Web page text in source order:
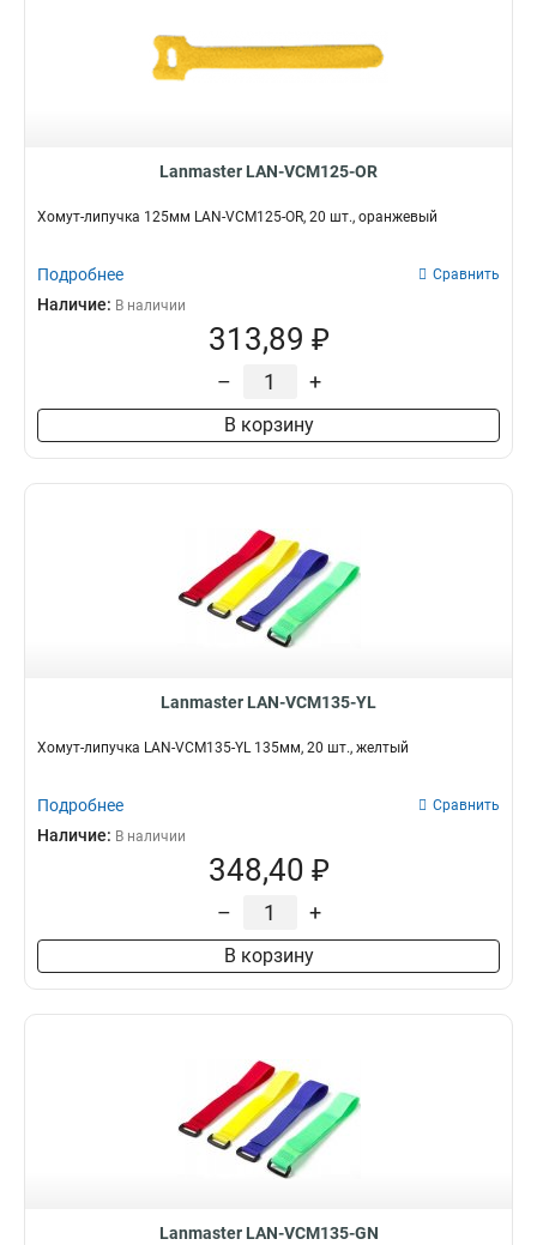
Lanmaster LAN-VCM125-OR
Хомут-липучка 125мм LAN-VCM125-OR, 20 шт., оранжевый
Подробнее Сравнить
Наличие: В наличии
313,89 ₽
– +
В корзину
Lanmaster LAN-VCM135-YL
Хомут-липучка LAN-VCM135-YL 135мм, 20 шт., желтый
Подробнее Сравнить
Наличие: В наличии
348,40 ₽
– +
В корзину
Lanmaster LAN-VCM135-GN